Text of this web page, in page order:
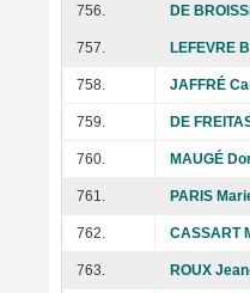
756. DE
757. LEFEVRE
758. JAFFRÉ
759. DE
760. MAUGÉ
761. PARIS
762. CASSART
763. ROUX